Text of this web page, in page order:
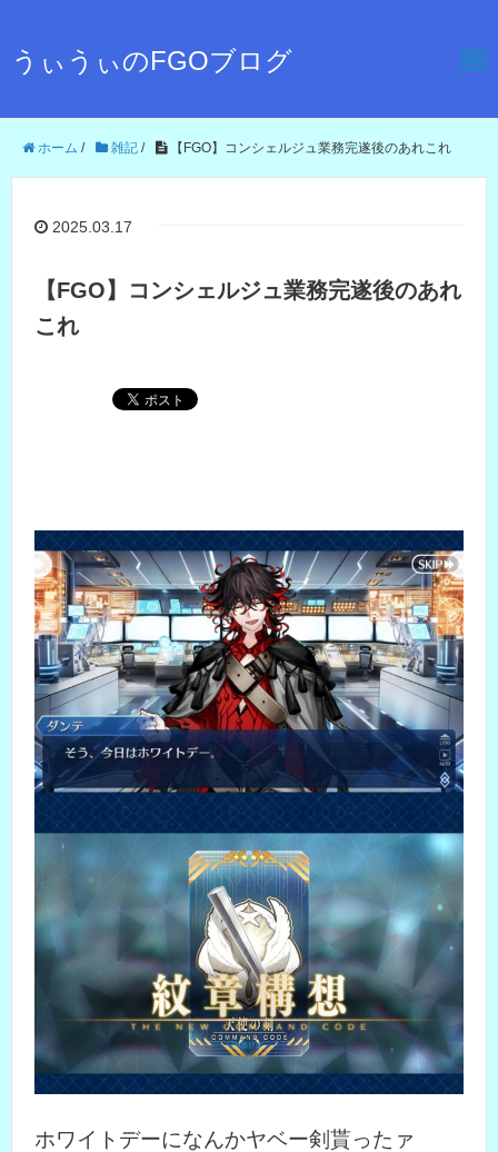
うぃうぃのFGOブログ
ホーム / 雑記 / 【FGO】コンシェルジュ業務完遂後のあれこれ
2025.03.17
【FGO】コンシェルジュ業務完遂後のあれ
これ
ホワイトデーになんかヤベー剣貰ったァ